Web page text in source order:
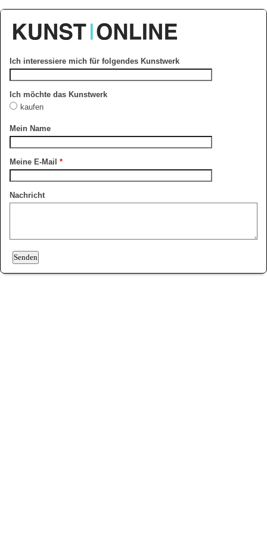
Ich interessiere mich für folgendes Kunstwerk
Ich möchte das Kunstwerk
kaufen
Mein Name
Meine E-Mail *
Nachricht